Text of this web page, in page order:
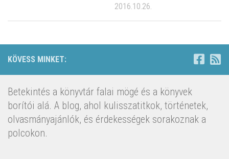
2016.10.26.
KÖVESS MINKET:
Betekintés a könyvtár falai mögé és a könyvek
borítói alá. A blog, ahol kulisszatitkok, történetek,
olvasmányajánlók, és érdekességek sorakoznak a
polcokon.